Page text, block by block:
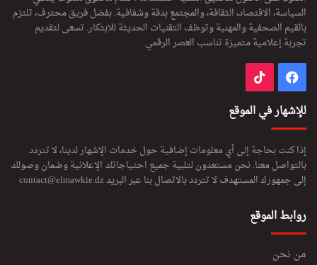
السياسة، الاقتصاد، الثقافة، والمجتمع بدقة وشفافية. بفضل فريق محترف، تلتزم
بالقيم الصحفية والمهنية وتوظف التقنيات الحديثة للابتكار. تسعى لتقديم
تجربة إعلامية متميزة تناسب العصر الرقمي.
فيسبوك
للإشهار في الموقع
إذا كنت بحاجة إلى أي معلومات إضافية حول خدمات الإشهار لدينا، لا تتردد
بالتواصل معنا. نحن مستعدون لتلبية جميع احتياجاتك الإعلانية وضمان وصولك
إلى جمهورك المستهدف لا تتردد بالاتصال بنا عبر البريدcontact@elmawkie.dz
روابط الموقع
من نحن